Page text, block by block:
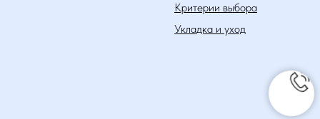
Критерии выбора
Укладка и уход